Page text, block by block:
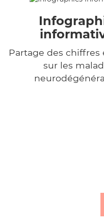
Partage des chiffres
sur les